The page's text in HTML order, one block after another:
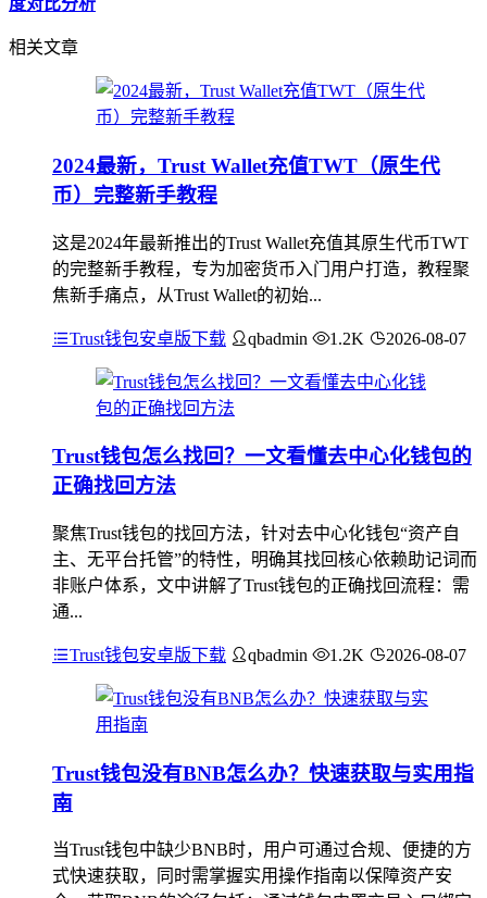
度对比分析
相关文章
2024最新，Trust Wallet充值TWT（原生代
币）完整新手教程
这是2024年最新推出的Trust Wallet充值其原生代币TWT
的完整新手教程，专为加密货币入门用户打造，教程聚
焦新手痛点，从Trust Wallet的初始...
Trust钱包安卓版下载 qbadmin 1.2K 2026-08-07
Trust钱包怎么找回？一文看懂去中心化钱包的
正确找回方法
聚焦Trust钱包的找回方法，针对去中心化钱包“资产自
主、无平台托管”的特性，明确其找回核心依赖助记词而
非账户体系，文中讲解了Trust钱包的正确找回流程：需
通...
Trust钱包安卓版下载 qbadmin 1.2K 2026-08-07
Trust钱包没有BNB怎么办？快速获取与实用指
南
当Trust钱包中缺少BNB时，用户可通过合规、便捷的方
式快速获取，同时需掌握实用操作指南以保障资产安